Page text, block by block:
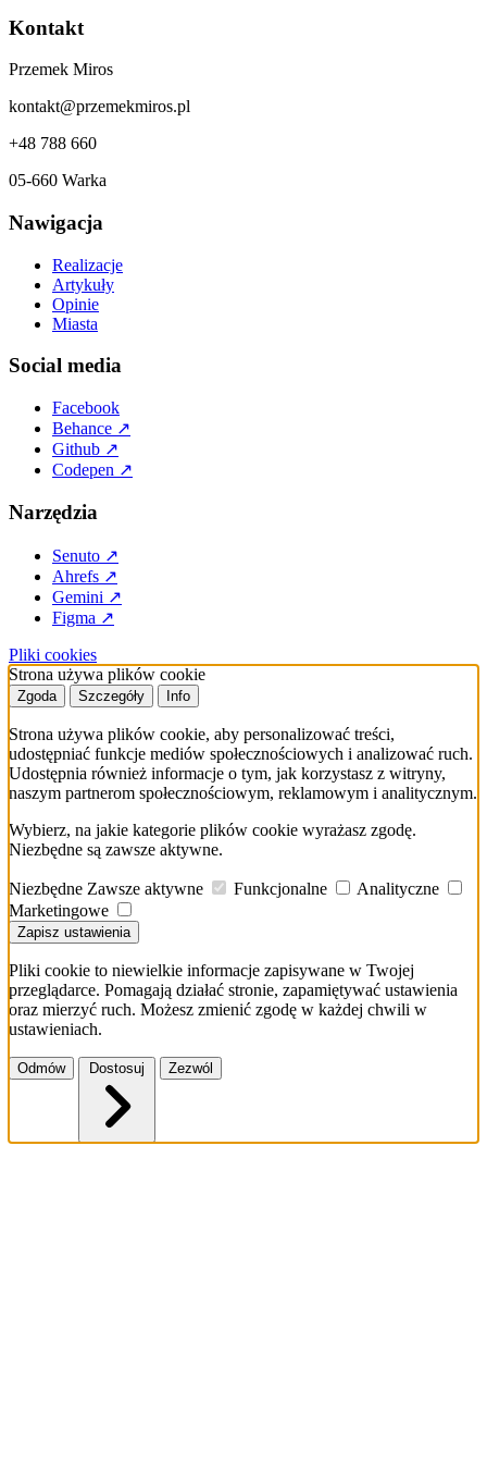
Kontakt
Przemek Miros
kontakt@przemekmiros.pl
+48 788 660
05-660 Warka
Nawigacja
Realizacje
Artykuły
Opinie
Miasta
Social media
Facebook
Behance ↗
Github ↗
Codepen ↗
Narzędzia
Senuto ↗
Ahrefs ↗
Gemini ↗
Figma ↗
Pliki cookies
Strona używa plików cookie
Zgoda Szczegóły Info
Strona używa plików cookie, aby personalizować treści,
udostępniać funkcje mediów społecznościowych i analizować ruch.
Udostępnia również informacje o tym, jak korzystasz z witryny,
naszym partnerom społecznościowym, reklamowym i analitycznym.
Wybierz, na jakie kategorie plików cookie wyrażasz zgodę.
Niezbędne są zawsze aktywne.
Niezbędne Zawsze aktywne Funkcjonalne
Analityczne
Marketingowe
Zapisz ustawienia
Pliki cookie to niewielkie informacje zapisywane w Twojej
przeglądarce. Pomagają działać stronie, zapamiętywać ustawienia
oraz mierzyć ruch. Możesz zmienić zgodę w każdej chwili w
ustawieniach.
Odmów Zezwól